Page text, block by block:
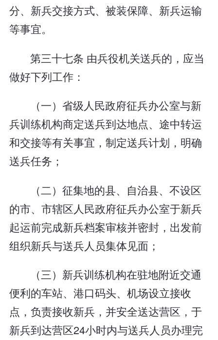
分、新兵交接方式、被装保障、新兵运输
等事宜。
第三十七条 由兵役机关送兵的，应当
做好下列工作：
（一）省级人民政府征兵办公室与新
兵训练机构商定送兵到达地点、途中转运
和交接等有关事宜，制定送兵计划，明确
送兵任务；
（二）征集地的县、自治县、不设区
的市、市辖区人民政府征兵办公室于新兵
起运前完成新兵档案审核并密封，出发前
组织新兵与送兵人员集体见面；
（三）新兵训练机构在驻地附近交通
便利的车站、港口码头、机场设立接收
点，负责接收新兵，并安全送达营区，于
新兵到达营区24小时内与送兵人员办理完